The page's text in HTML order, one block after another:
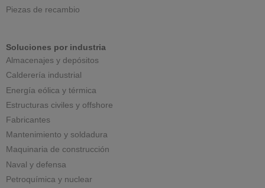
Piezas de recambio
Soluciones por industria
Almacenajes y depósitos
Calderería industrial
Energía eólica y térmica
Estructuras civiles y offshore
Fabricantes
Mantenimiento y soldadura
Maquinaria de construcción
Naval y defensa
Petroquímica y nuclear